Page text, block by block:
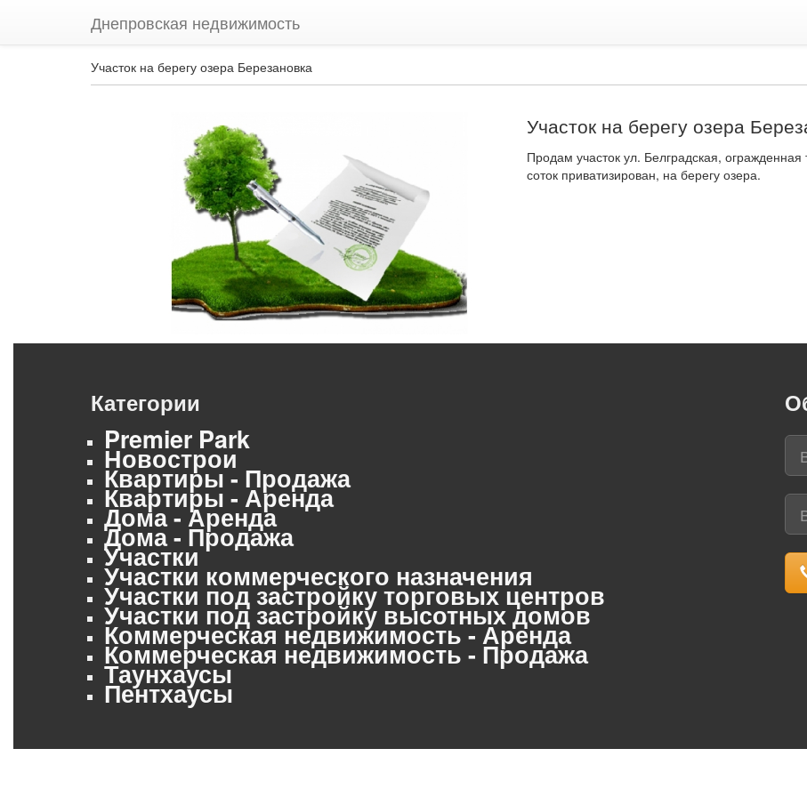
Днепровская недвижимость
Участок на берегу озера Березановка
Участок на берегу озера
Продам участок ул. Белградская, огражденная
соток приватизирован, на берегу озера.
Категории
Premier Park
Новострои
Квартиры - Продажа
Квартиры - Аренда
Дома - Аренда
Дома - Продажа
Участки
Участки коммерческого назначения
Участки под застройку торговых центров
Участки под застройку высотных домов
Коммерческая недвижимость - Аренда
Коммерческая недвижимость - Продажа
Таунхаусы
Пентхаусы